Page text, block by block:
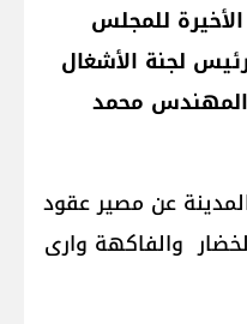
للمجلس
لجنة الأشغال
محمد
عن مصير عقود
والفاكهة وارى